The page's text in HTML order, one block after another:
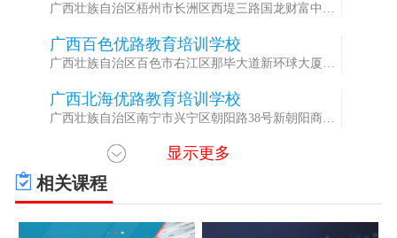
广西壮族自治区梧州市长洲区西堤三路国龙财富中心
广西百色优路教育培训学校
广西壮族自治区百色市右江区那毕大道新环球大厦右
广西北海优路教育培训学校
广西壮族自治区南宁市兴宁区朝阳路38号新朝阳商务
广西桂林优路教育培训学校
广西壮族自治区桂林市秀峰区中山中路38号智能办公
大厦509号
广西玉林优路教育培训学校
广西壮族自治区玉林市玉州区人民中路2号东门大厦
显示更多
相关课程